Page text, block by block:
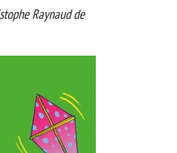
Raynaud de